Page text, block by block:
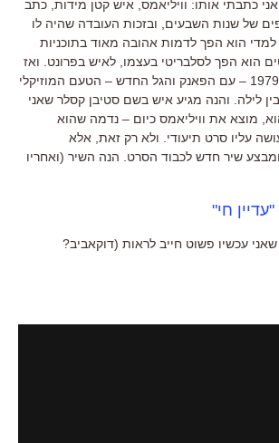
כתבתי אותו: וויליאמס, איש קטן מידות, כתב
של שנות השבעים, ובזכות העובדה שהיה לו
למדי הוא הפך לדמות אהובה מאוד בתוכניות
הוא הפך לסלבריטי בעצמו, לאיש בפרונט. ואז
הוא נעלם. אולי כי ב-1979 – עם הפאנק והגל החדש – הטעם המוזיקלי
לילה. והנה מגיע איש בשם סטיבן קסלר שאני
מוצא את וויליאמס כיום – נדמה שהוא
עליו סרט תיעודי. ולא רק זאת, אלא
שיר חדש לכבוד הסרט. הנה השיר (ואחריו
חי"
עכשיו פשוט חייב לראות (דוקאביב?